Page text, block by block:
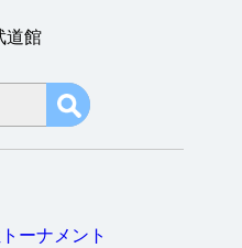
道館
ーナメント